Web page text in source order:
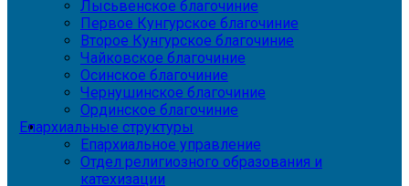
Лысьвенское благочиние
Первое Кунгурское благочиние
Второе Кунгурское благочиние
Чайковское благочиние
Осинское благочиние
Чернушинское благочиние
Ординское благочиние
Епархиальные структуры
Епархиальное управление
Отдел религиозного образования и
катехизации